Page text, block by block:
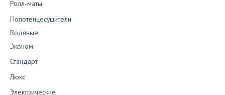
Ролл-маты
Полотенцесушители
Водяные
Эконом
Стандарт
Люкс
Электрические